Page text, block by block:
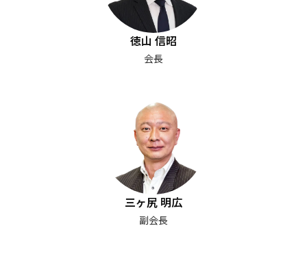
徳山 信昭
会長
三ヶ尻 明広
副会長